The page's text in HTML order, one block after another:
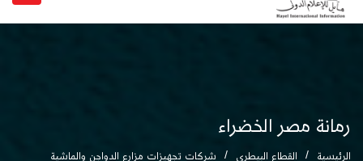
رمانة مصر الخضراء
الرئيسية القطاع البيطري شركات تجهيزات مزارع الدواجن والماشية